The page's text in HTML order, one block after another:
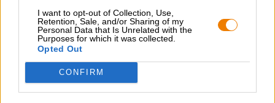
I want to opt-out of Collection, Use,
Retention, Sale, and/or Sharing of my
Personal Data that Is Unrelated with the
Purposes for which it was collected.
Opted Out
CONFIRM
Sali a bordo!
'Iscriviti alla newsletter'